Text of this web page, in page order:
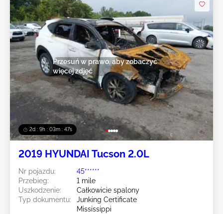
2d : 9h : 03m : 44s
Przesuń w prawo, aby zobaczyć
więcej zdjęć
2019 HYUNDAI Tucson 2.0L
Nr pojazdu:
45******
Przebieg:
1 mile
Uszkodzenie:
Całkowicie spalony
Typ dokumentu:
Junking Certificate
Mississippi